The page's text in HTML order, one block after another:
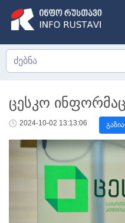
ცესკო
2024-10-02 13:13:06